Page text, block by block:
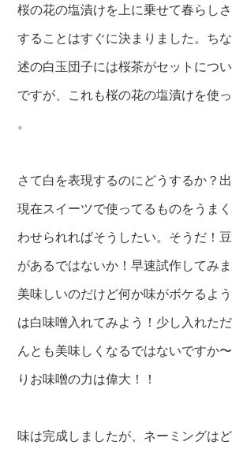
桜の花の塩漬けを上に乗せて春らし
することはすぐに決まりました。ち
述の白玉団子には桜茶がセットにつ
ですが、これも桜の花の塩漬けを使
。
さて白を表現するのにどうするか？
現在スイーツで使ってるものをうま
わせられればそうしたい。そうだ！
があるではないか！早速試作してみ
美味しいのだけど何か味がボケるよ
は白味噌入れてみよう！少し入れた
んとも美味しくなるではないですか
りお味噌の力は偉大！！
味は完成しましたが、ネーミングは